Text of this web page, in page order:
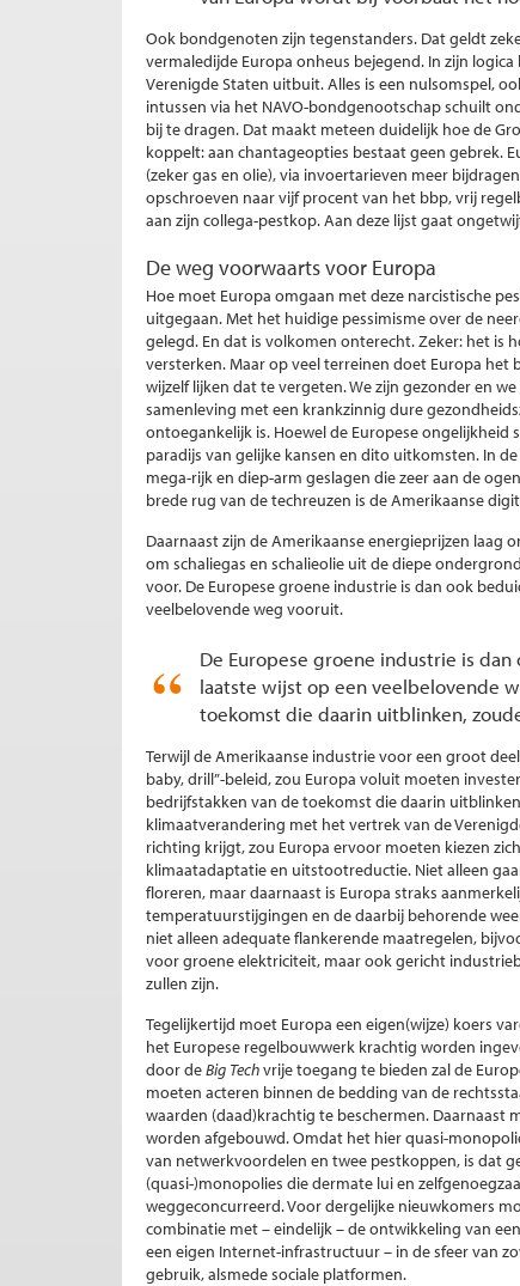
Ook bondgenoten zijn tegenstanders. Dat geldt
vermaledijde Europa onheus bejegend. In zijn
Verenigde Staten uitbuit. Alles is een nulsomspel,
intussen via het NAVO-bondgenootschap schuilt
bij te dragen. Dat maakt meteen duidelijk hoe de
koppelt: aan chantageopties bestaat geen gebrek.
(zeker gas en olie), via invoertarieven meer
opschroeven naar vijf procent van het bbp, vrij
aan zijn collega-pestkop. Aan deze lijst gaat
De weg voorwaarts voor Europa
Hoe moet Europa omgaan met deze narcistische
uitgegaan. Met het huidige pessimisme over de
gelegd. En dat is volkomen onterecht. Zeker: het is
versterken. Maar op veel terreinen doet Europa het
wijzelf lijken dat te vergeten. We zijn gezonder en
samenleving met een krankzinnig dure
ontoegankelijk is. Hoewel de Europese
paradijs van gelijke kansen en dito uitkomsten. In
mega-rijk en diep-arm geslagen die zeer aan de
brede rug van de techreuzen is de Amerikaanse
Daarnaast zijn de Amerikaanse energieprijzen laag
om schaliegas en schalieolie uit de diepe
voor. De Europese groene industrie is dan ook
veelbelovende weg vooruit.
De Europese groene industrie is
laatste wijst op een veelbelovende
toekomst die daarin uitblinken,
Terwijl de Amerikaanse industrie voor een groot
baby, drill”-beleid, zou Europa voluit moeten
bedrijfstakken van de toekomst die daarin
klimaatverandering met het vertrek van de
richting krijgt, zou Europa ervoor moeten kiezen
klimaatadaptatie en uitstootreductie. Niet alleen
floreren, maar daarnaast is Europa straks
temperatuurstijgingen en de daarbij behorende
niet alleen adequate flankerende maatregelen,
voor groene elektriciteit, maar ook gericht
zullen zijn.
Tegelijkertijd moet Europa een eigen(wijze) koers
het Europese regelbouwwerk krachtig worden
door deBig Techvrije toegang te bieden zal de
moeten acteren binnen de bedding van de
waarden (daad)krachtig te beschermen. Daarnaast
worden afgebouwd. Omdat het hier quasi-
van netwerkvoordelen en twee pestkoppen, is dat
(quasi-)monopolies die dermate lui en
weggeconcurreerd. Voor dergelijke nieuwkomers
combinatie met – eindelijk – de ontwikkeling van
een eigen Internet-infrastructuur – in de sfeer van
gebruik, alsmede sociale platformen.